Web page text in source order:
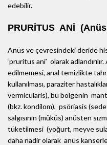
edebilir.
PRURİTUS ANİ (Anüs
Anüs ve çevresindeki deride
‘pruritus ani’ olarak
edilmemesi, anal temizlikte
kullanılması, paraziter
vermicularis), bu bölgenin
(bkz. kondilom), psöriasis
salgısının (müküs) anüsten
tüketilmesi (yoğurt, meyve
daha nadir olarak anüs